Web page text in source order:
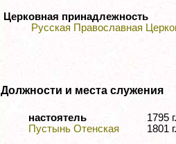
Церковная принадлежность
Русская Православная
Должности и места служения
настоятель
Пустынь Отенская
1795
1801